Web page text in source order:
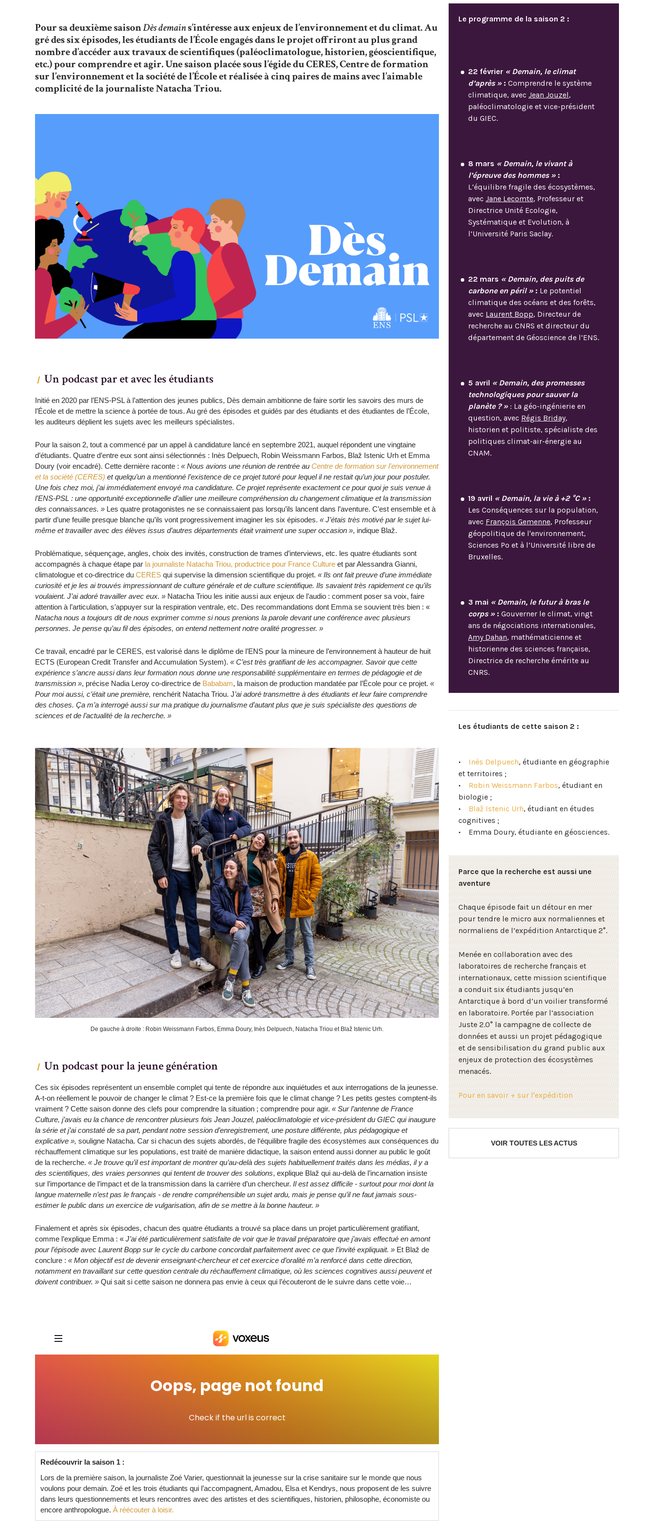
d'Ariane
Pour sa deuxième saisonDès demains’intéresse aux enjeux de l’environnement et du climat. Au
gré des six épisodes, les étudiants de l’École engagés dans le projet offriront au plus grand
nombre d’accéder aux travaux de scientifiques (paléoclimatologue, historien, géoscientifique,
etc.) pour comprendre et agir. Une saison placée sous l’égide du CERES, Centre de formation
sur l’environnement et la société de l’École et réalisée à cinq paires de mains avec l’aimable
complicité de la journaliste Natacha Triou.
Un podcast par et avec les étudiants
Initié en 2020 par l’ENS-PSL à l’attention des jeunes publics, Dès demain ambitionne de faire sortir les savoirs des murs de
l’École et de mettre la science à portée de tous. Au gré des épisodes et guidés par des étudiants et des étudiantes de l’École,
les auditeurs déplient les sujets avec les meilleurs spécialistes.
Pour la saison 2, tout a commencé par un appel à candidature lancé en septembre 2021, auquel répondent une vingtaine
d’étudiants. Quatre d’entre eux sont ainsi sélectionnés : Inès Delpuech, Robin Weissmann Farbos, Blaž Istenic Urh et Emma
Doury (voir encadré). Cette dernière raconte : « Nous avions une réunion de rentrée au Centre de formation sur l'environnement
et la société (CERES) et quelqu’un a mentionné l’existence de ce projet tutoré pour lequel il ne restait qu’un jour pour postuler.
Une fois chez moi, j’ai immédiatement envoyé ma candidature. Ce projet représente exactement ce pour quoi je suis venue à
l’ENS-PSL : une opportunité exceptionnelle d’allier une meilleure compréhension du changement climatique et la transmission
des connaissances. » Les quatre protagonistes ne se connaissaient pas lorsqu’ils lancent dans l’aventure. C’est ensemble et à
partir d’une feuille presque blanche qu’ils vont progressivement imaginer les six épisodes. « J’étais très motivé par le sujet lui-
même et travailler avec des élèves issus d’autres départements était vraiment une super occasion », indique Blaž.
Problématique, séquençage, angles, choix des invités, construction de trames d’interviews, etc. les quatre étudiants sont
accompagnés à chaque étape par la journaliste Natacha Triou, productrice pour France Culture et par Alessandra Gianni,
climatologue et co-directrice du CERES qui supervise la dimension scientifique du projet. « Ils ont fait preuve d’une immédiate
curiosité et je les ai trouvés impressionnant de culture générale et de culture scientifique. Ils savaient très rapidement ce qu’ils
voulaient. J’ai adoré travailler avec eux. » Natacha Triou les initie aussi aux enjeux de l’audio : comment poser sa voix, faire
attention à l’articulation, s’appuyer sur la respiration ventrale, etc. Des recommandations dont Emma se souvient très bien : «
Natacha nous a toujours dit de nous exprimer comme si nous prenions la parole devant une conférence avec plusieurs
personnes. Je pense qu’au fil des épisodes, on entend nettement notre oralité progresser. »
Ce travail, encadré par le CERES, est valorisé dans le diplôme de l’ENS pour la mineure de l’environnement à hauteur de huit
ECTS (European Credit Transfer and Accumulation System). « C’est très gratifiant de les accompagner. Savoir que cette
expérience s’ancre aussi dans leur formation nous donne une responsabilité supplémentaire en termes de pédagogie et de
transmission », précise Nadia Leroy co-directrice de Bababam, la maison de production mandatée par l’École pour ce projet. «
Pour moi aussi, c’était une première, renchérit Natacha Triou. J’ai adoré transmettre à des étudiants et leur faire comprendre
des choses. Ça m’a interrogé aussi sur ma pratique du journalisme d’autant plus que je suis spécialiste des questions de
sciences et de l’actualité de la recherche. »
De gauche à droite : Robin Weissmann Farbos, Emma Doury, Inès Delpuech, Natacha Triou et Blaž Istenic Urh.
Un podcast pour la jeune génération
Ces six épisodes représentent un ensemble complet qui tente de répondre aux inquiétudes et aux interrogations de la jeunesse.
A-t-on réellement le pouvoir de changer le climat ? Est-ce la première fois que le climat change ? Les petits gestes comptent-ils
vraiment ? Cette saison donne des clefs pour comprendre la situation ; comprendre pour agir. « Sur l’antenne de France
Culture, j’avais eu la chance de rencontrer plusieurs fois Jean Jouzel, paléoclimatologie et vice-président du GIEC qui inaugure
la série et j’ai constaté de sa part, pendant notre session d’enregistrement, une posture différente, plus pédagogique et
explicative », souligne Natacha. Car si chacun des sujets abordés, de l‘équilibre fragile des écosystèmes aux conséquences du
réchauffement climatique sur les populations, est traité de manière didactique, la saison entend aussi donner au public le goût
de la recherche. « Je trouve qu’il est important de montrer qu’au-delà des sujets habituellement traités dans les médias, il y a
des scientifiques, des vraies personnes qui tentent de trouver des solutions, explique Blaž qui au-delà de l’incarnation insiste
sur l’importance de l’impact et de la transmission dans la carrière d’un chercheur. Il est assez difficile - surtout pour moi dont la
langue maternelle n’est pas le français - de rendre compréhensible un sujet ardu, mais je pense qu’il ne faut jamais sous-
estimer le public dans un exercice de vulgarisation, afin de se mettre à la bonne hauteur. »
Finalement et après six épisodes, chacun des quatre étudiants a trouvé sa place dans un projet particulièrement gratifiant,
comme l’explique Emma : « J’ai été particulièrement satisfaite de voir que le travail préparatoire que j’avais effectué en amont
pour l’épisode avec Laurent Bopp sur le cycle du carbone concordait parfaitement avec ce que l’invité expliquait. » Et Blaž de
conclure : « Mon objectif est de devenir enseignant-chercheur et cet exercice d’oralité m’a renforcé dans cette direction,
notamment en travaillant sur cette question centrale du réchauffement climatique, où les sciences cognitives aussi peuvent et
doivent contribuer. » Qui sait si cette saison ne donnera pas envie à ceux qui l’écouteront de le suivre dans cette voie…
Redécouvrir la saison 1 :
Lors de la première saison, la journaliste Zoé Varier, questionnait la jeunesse sur la crise sanitaire sur le monde que nous
voulons pour demain. Zoé et les trois étudiants qui l’accompagnent, Amadou, Elsa et Kendrys, nous proposent de les suivre
dans leurs questionnements et leurs rencontres avec des artistes et des scientifiques, historien, philosophe, économiste ou
encore anthropologue. À réécouter à loisir.
Le programme de la saison 2 :
22 février « Demain, le climat
d’après » : Comprendre le système
climatique, avec Jean Jouzel,
paléoclimatologie et vice-président
du GIEC.
8 mars « Demain, le vivant à
l’épreuve des hommes » :
L‘équilibre fragile des écosystèmes,
avec Jane Lecomte, Professeur et
Directrice Unité Ecologie,
Systématique et Evolution, à
l’Université Paris Saclay.
22 mars « Demain, des puits de
carbone en péril » : Le potentiel
climatique des océans et des forêts,
avec Laurent Bopp, Directeur de
recherche au CNRS et directeur du
département de Géoscience de l’ENS.
5 avril « Demain, des promesses
technologiques pour sauver la
planète ? » : La géo-ingénierie en
question, avec Régis Briday,
historien et politiste, spécialiste des
politiques climat-air-énergie au
CNAM.
19 avril « Demain, la vie à +2 °C » :
Les Conséquences sur la population,
avec François Gemenne, Professeur
géopolitique de l'environnement,
Sciences Po et à l’Université libre de
Bruxelles.
3 mai « Demain, le futur à bras le
corps » : Gouverner le climat, vingt
ans de négociations internationales,
Amy Dahan, mathématicienne et
historienne des sciences française,
Directrice de recherche émérite au
CNRS.
Les étudiants de cette saison 2 :
• Inès Delpuech, étudiante en géographie
et territoires ;
• Robin Weissmann Farbos, étudiant en
biologie ;
• Blaž Istenic Urh, étudiant en études
cognitives ;
• Emma Doury, étudiante en géosciences.
Parce que la recherche est aussi une
aventure
Chaque épisode fait un détour en mer
pour tendre le micro aux normaliennes et
normaliens de l’expédition Antarctique 2°.
Menée en collaboration avec des
laboratoires de recherche français et
internationaux, cette mission scientifique
a conduit six étudiants jusqu’en
Antarctique à bord d’un voilier transformé
en laboratoire. Portée par l’association
Juste 2.0° la campagne de collecte de
données et aussi un projet pédagogique
et de sensibilisation du grand public aux
enjeux de protection des écosystèmes
menacés.
Pour en savoir + sur l'expédition
VOIR TOUTES LES ACTUS